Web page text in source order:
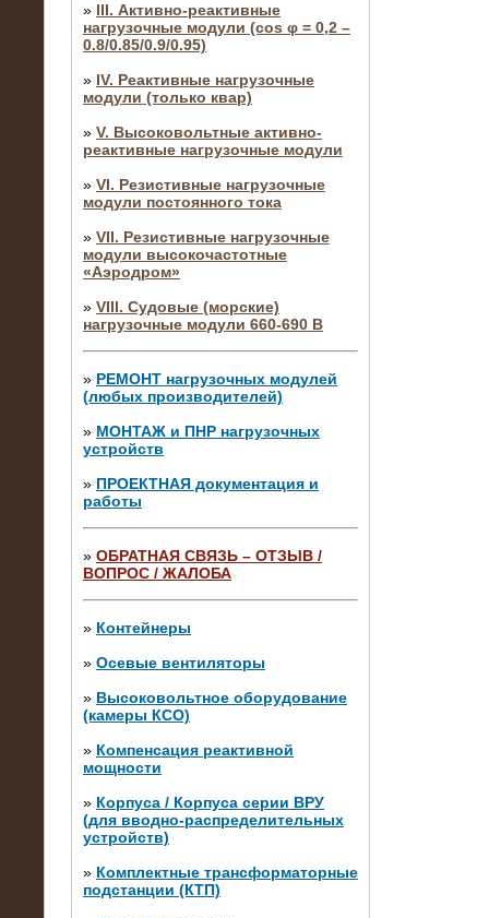
» III. Активно-реактивные
нагрузочные модули (cos φ = 0,2 –
0.8/0.85/0.9/0.95)
» IV. Реактивные нагрузочные
модули (только квар)
» V. Высоковольтные активно-
реактивные нагрузочные модули
» VI. Резистивные нагрузочные
модули постоянного тока
» VII. Резистивные нагрузочные
модули высокочастотные
«Аэродром»
» VIII. Судовые (морские)
нагрузочные модули 660-690 В
» РЕМОНТ нагрузочных модулей
(любых производителей)
» МОНТАЖ и ПНР нагрузочных
устройств
» ПРОЕКТНАЯ документация и
работы
» ОБРАТНАЯ СВЯЗЬ – ОТЗЫВ /
ВОПРОС / ЖАЛОБА
» Контейнеры
» Осевые вентиляторы
» Высоковольтное оборудование
(камеры КСО)
» Компенсация реактивной
мощности
» Корпуса / Корпуса серии ВРУ
(для вводно-распределительных
устройств)
» Комплектные трансформаторные
подстанции (КТП)
10.04.2015
Аренда нагрузочного модуля 4 МВт,
10 кВ
28.02.2015